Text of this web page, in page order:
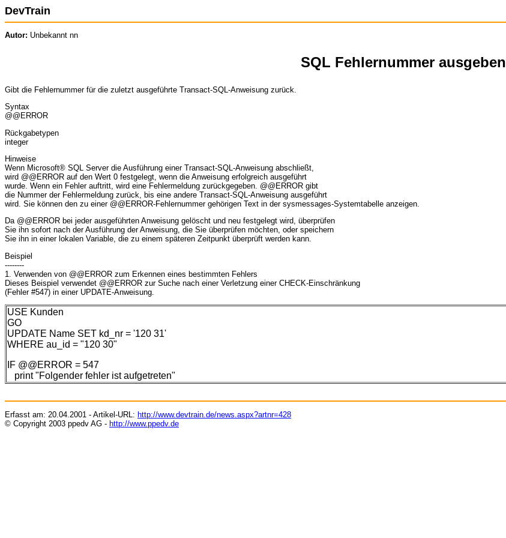
DevTrain
Autor: Unbekannt nn
SQL Fehlernummer ausgeben
Gibt die Fehlernummer für die zuletzt ausgeführte Transact-SQL-Anweisung zurück.
Syntax
@@ERROR
Rückgabetypen
integer
Hinweise
Wenn Microsoft® SQL Server die Ausführung einer Transact-SQL-Anweisung abschließt,
wird @@ERROR auf den Wert 0 festgelegt, wenn die Anweisung erfolgreich ausgeführt
wurde. Wenn ein Fehler auftritt, wird eine Fehlermeldung zurückgegeben. @@ERROR gibt
die Nummer der Fehlermeldung zurück, bis eine andere Transact-SQL-Anweisung ausgeführt
wird. Sie können den zu einer @@ERROR-Fehlernummer gehörigen Text in der sysmessages-Systemtabelle anzeigen.
Da @@ERROR bei jeder ausgeführten Anweisung gelöscht und neu festgelegt wird, überprüfen
Sie ihn sofort nach der Ausführung der Anweisung, die Sie überprüfen möchten, oder speichern
Sie ihn in einer lokalen Variable, die zu einem späteren Zeitpunkt überprüft werden kann.
Beispiel
--------
1. Verwenden von @@ERROR zum Erkennen eines bestimmten Fehlers
Dieses Beispiel verwendet @@ERROR zur Suche nach einer Verletzung einer CHECK-Einschränkung
(Fehler #547) in einer UPDATE-Anweisung.
USE Kunden
GO
UPDATE Name SET kd_nr = '120 31'
WHERE au_id = "120 30"
IF @@ERROR = 547
print "Folgender fehler ist aufgetreten"
Erfasst am: 20.04.2001 - Artikel-URL: http://www.devtrain.de/news.aspx?artnr=428
© Copyright 2003 ppedv AG - http://www.ppedv.de